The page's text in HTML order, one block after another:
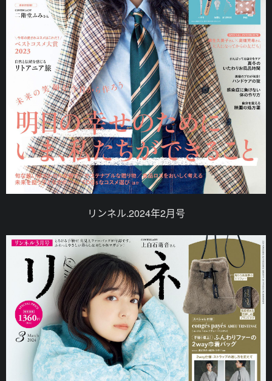
リンネル.2024年2月号